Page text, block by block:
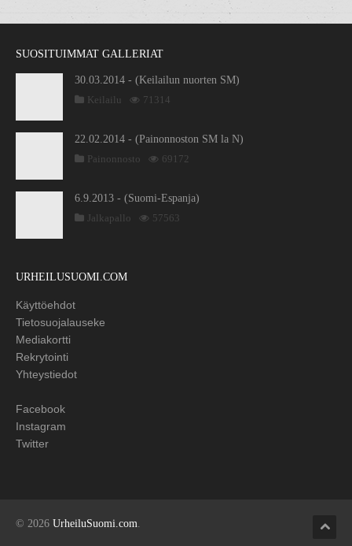
SUOSITUIMMAT GALLERIAT
30.03.2014 - (Keilailun nuorten SM)
Keilailu
71314
22.02.2014 - (Painonnoston SM la N)
Painonnosto
69172
6.9.2013 - (Suomi-Espanja)
Jalkapallo
57563
URHEILUSUOMI.COM
Käyttöehdot
Tietosuojalauseke
Mediakortti
Rekrytointi
Yhteystiedot
Facebook
Instagram
Twitter
© 2026 UrheiluSuomi.com.